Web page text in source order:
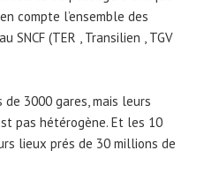
compte l’ensemble des
SNCF (TER , Transilien , TGV
3000 gares, mais leurs
pas hétérogène. Et les 10
lieux prés de 30 millions de